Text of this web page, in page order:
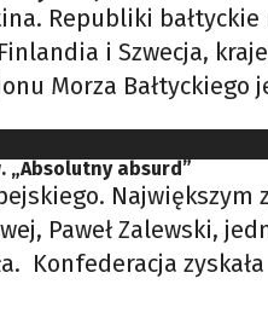
Republiki
i Szwecja,
Morza
absurd”
Największym
Paweł Zalewski,
Konfederacja